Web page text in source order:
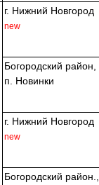
г. Нижний Новгород
new
Богородский район,
п. Новинки
г. Нижний Новгород
new
Богородский район.,